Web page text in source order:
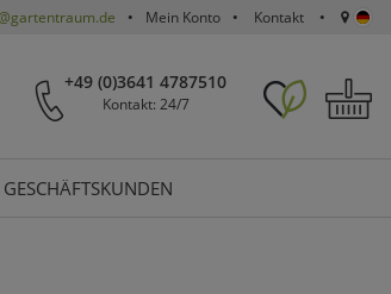
Mein Konto Kontakt
+49 (0)3641 4787510
Kontakt: 24/7
GESCHÄFTSKUNDEN